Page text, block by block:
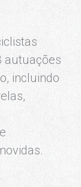
autuações
incluindo